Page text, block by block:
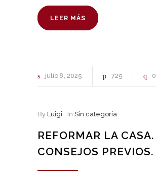
LEER MÁS
julio 8 2025 725 0
By Luigi In Sin categoría
REFORMAR LA CASA.
CONSEJOS PREVIOS.